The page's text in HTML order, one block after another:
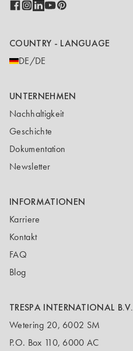
COUNTRY - LANGUAGE
DE/DE
UNTERNEHMEN
Nachhaltigkeit
Geschichte
Dokumentation
Newsletter
INFORMATIONEN
Karriere
Kontakt
FAQ
Blog
TRESPA INTERNATIONAL B.V.
Wetering 20, 6002 SM
P.O. Box 110, 6000 AC